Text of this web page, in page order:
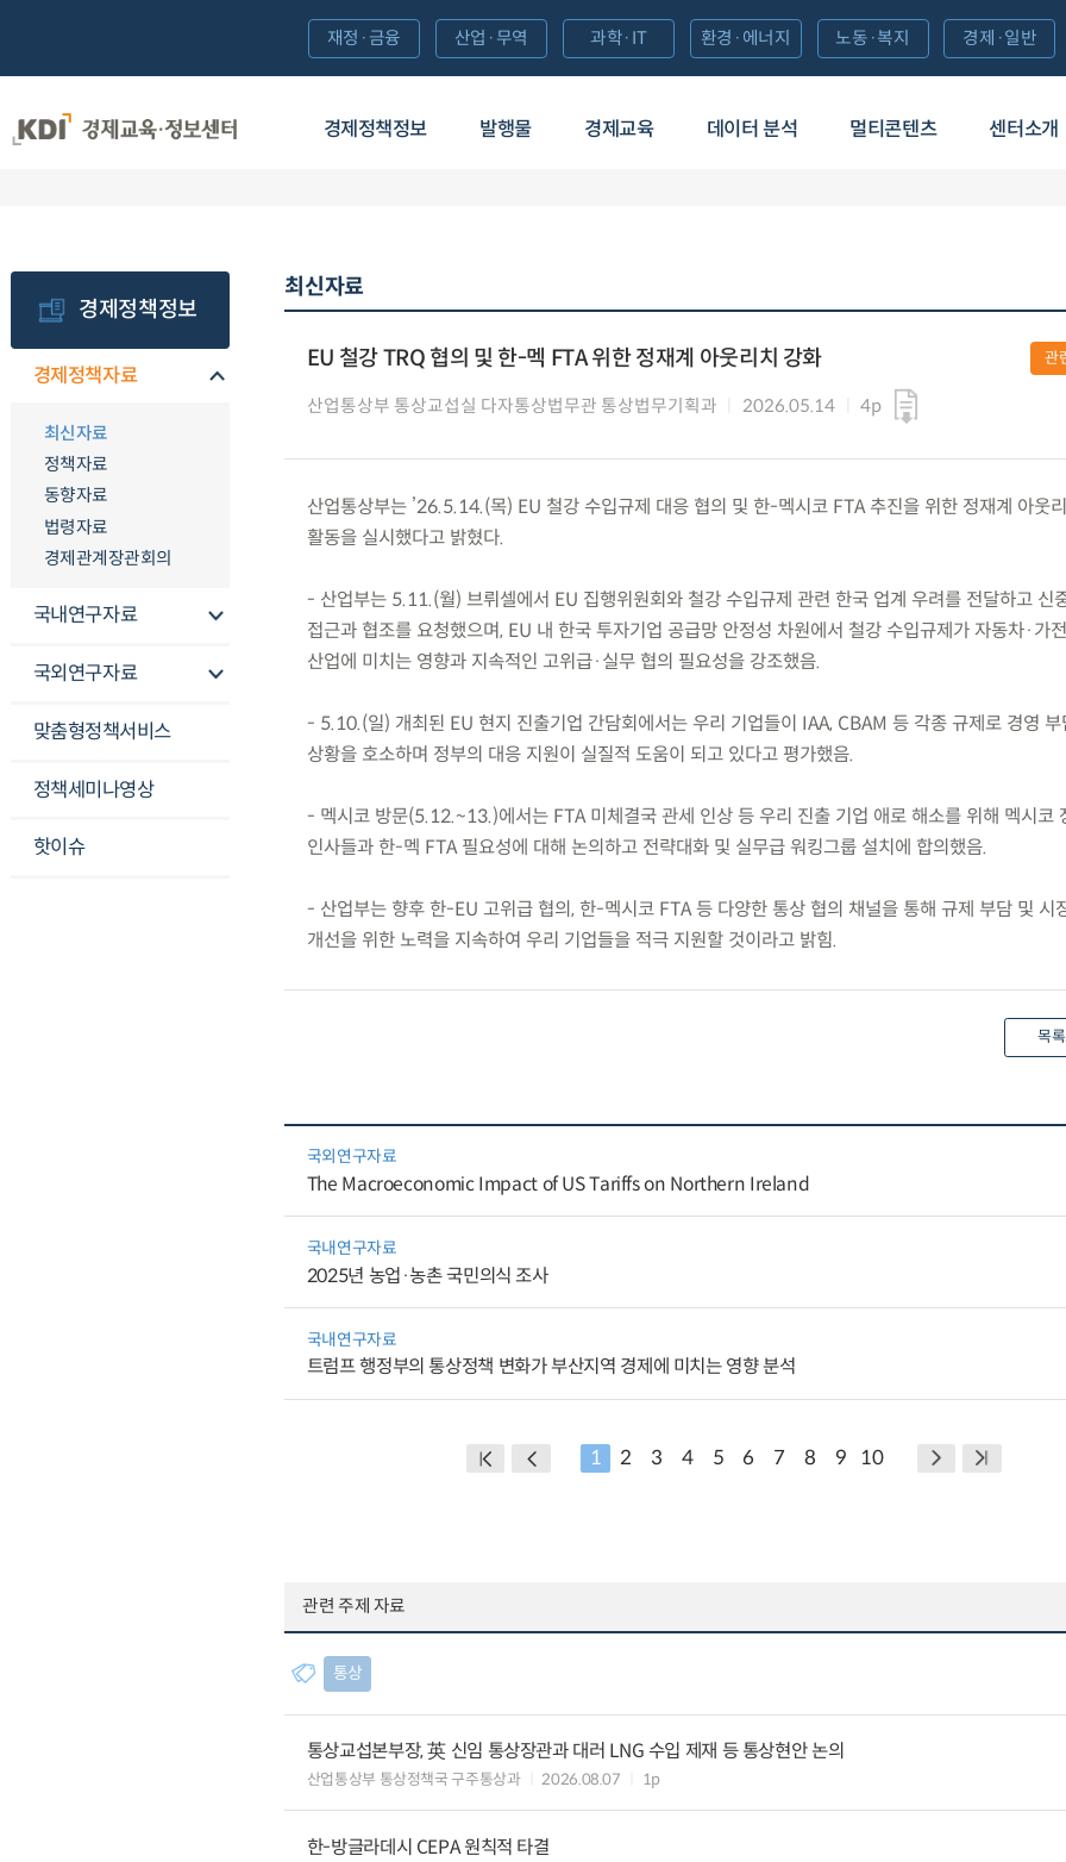
경제정책정보 발행물 경제교육 데이터 분석 멀티콘텐츠 센터소개
재정·금융 산업·무역 과학·IT 환경·에너지 노동·복지 경제·일반
경제정책정보
경제정책자료
최신자료
정책자료
동향자료
법령자료
경제관계장관회의
국내연구자료
국외연구자료
맞춤형정책서비스
정책세미나영상
핫이슈
최신자료
EU 철강 TRQ 협의 및 한-멕 FTA 위한 정재계 아웃리치 강화
산업통상부 통상교섭실 다자통상법무관 통상법무기획과 2026.05.14 4p
관
산업통상부는 ’26.5.14.(목) EU 철강 수입규제 대응 협의 및 한-멕시코 FTA 추진을 위한 정재계 아웃
활동을 실시했다고 밝혔다.
- 산업부는 5.11.(월) 브뤼셀에서 EU 집행위원회와 철강 수입규제 관련 한국 업계 우려를 전달하고 신
접근과 협조를 요청했으며, EU 내 한국 투자기업 공급망 안정성 차원에서 철강 수입규제가 자동차·가
산업에 미치는 영향과 지속적인 고위급·실무 협의 필요성을 강조했음.
- 5.10.(일) 개최된 EU 현지 진출기업 간담회에서는 우리 기업들이 IAA, CBAM 등 각종 규제로 경영 부
상황을 호소하며 정부의 대응 지원이 실질적 도움이 되고 있다고 평가했음.
- 멕시코 방문(5.12.~13.)에서는 FTA 미체결국 관세 인상 등 우리 진출 기업 애로 해소를 위해 멕시코
인사들과 한-멕 FTA 필요성에 대해 논의하고 전략대화 및 실무급 워킹그룹 설치에 합의했음.
- 산업부는 향후 한-EU 고위급 협의, 한-멕시코 FTA 등 다양한 통상 협의 채널을 통해 규제 부담 및 시
개선을 위한 노력을 지속하여 우리 기업들을 적극 지원할 것이라고 밝힘.
목록
국외연구자료
The Macroeconomic Impact of US Tariffs on Northern Ireland
국내연구자료
2025년 농업·농촌 국민의식 조사
국내연구자료
트럼프 행정부의 통상정책 변화가 부산지역 경제에 미치는 영향 분석
1 2 3 4 5 6 7 8 9 10
관련 주제 자료
통상
통상교섭본부장, 英 신임 통상장관과 대러 LNG 수입 제재 등 통상현안 논의
산업통상부 통상정책국 구주통상과 2026.08.07 1p
한-방글라데시 CEPA 원칙적 타결